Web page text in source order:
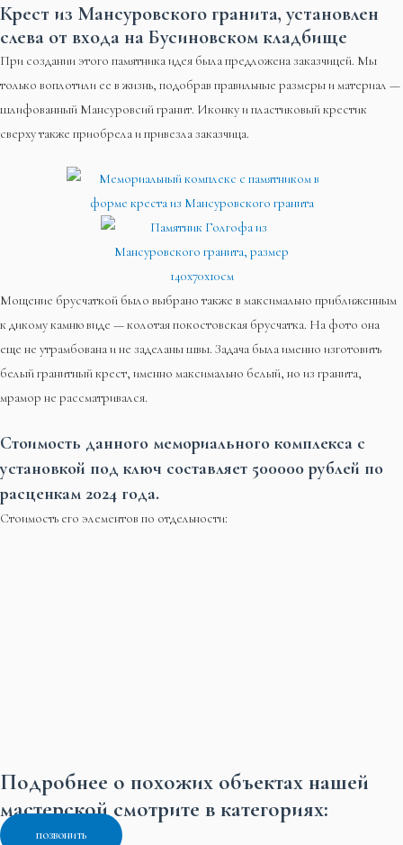
Крест из Мансуровского гранита, установлен
слева от входа на Бусиновском кладбище
При создании этого памятника идея была предложена заказчицей. Мы
только воплотили ее в жизнь, подобрав правильные размеры и материал —
шлифованный Мансуровсий гранит. Иконку и пластиковый крестик
сверху также приобрела и привезла заказчица.
Мощение брусчаткой было выбрано также в максимально приближенным
к дикому камню виде — колотая покостовская брусчатка. На фото она
еще не утрамбована и не заделаны швы. Задача была именно изготовить
белый гранитный крест, именно максимально белый, но из гранита,
мрамор не рассматривался.
Стоимость данного мемориального комплекса с
установкой под ключ составляет 500000 рублей по
расценкам 2024 года.
Стоимость его элементов по отдельности:
Подробнее о похожих объектах нашей
мастерской смотрите в категориях:
позвонить